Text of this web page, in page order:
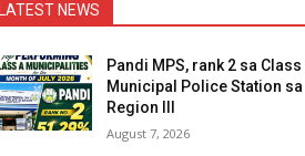
NEWS
Pandi MPS, rank 2 sa Class
Municipal Police Station sa
Region III
August 7, 2026